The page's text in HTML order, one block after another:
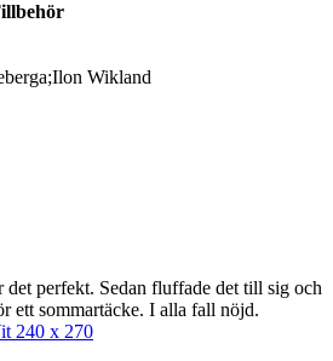
Wikland
perfekt. Sedan fluffade det till sig och
ett sommartäcke. I alla fall nöjd.
240 x 270